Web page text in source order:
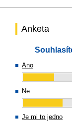
Anketa
Ano
Ne
Je mi to jedno